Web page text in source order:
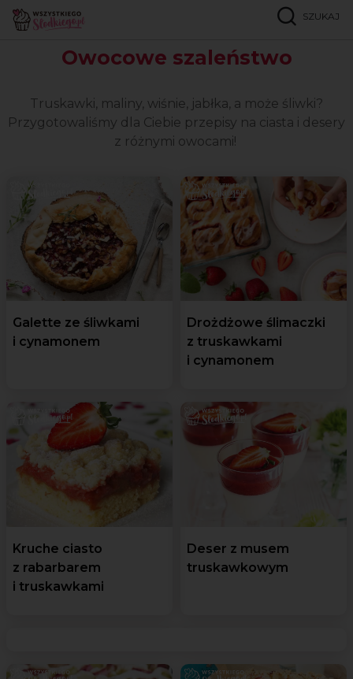
SZUKAJ
Strona główna
Owocowe szaleństwo
Truskawki, maliny, wiśnie, jabłka, a może śliwki?
Przygotowaliśmy dla Ciebie przepisy na ciasta i desery
z różnymi owocami!
Galette ze śliwkami
i cynamonem
Drożdżowe ślimaczki
z truskawkami
i cynamonem
Kruche ciasto
z rabarbarem
i truskawkami
Deser z musem
truskawkowym